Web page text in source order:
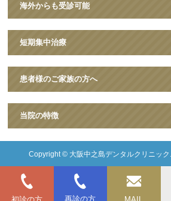
海外からも受診可能
短期集中治療
患者様のご家族の方へ
当院の特徴
Copyright © 大阪中之島デンタルクリニック